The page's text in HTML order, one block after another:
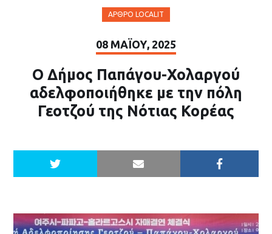
ΆΡΘΡΟ LOCALIT
08 ΜΑΪ́ΟΥ, 2025
Ο Δήμος Παπάγου-Χολαργού
αδελφοποιήθηκε με την πόλη
Γεοτζού της Νότιας Κορέας